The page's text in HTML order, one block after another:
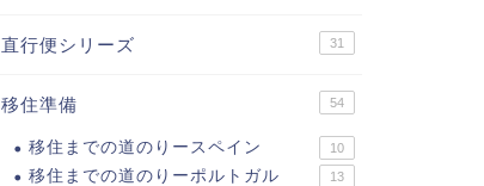
直行便シリーズ 31
移住準備 54
移住までの道のりースペイン 10
移住までの道のりーポルトガル 13